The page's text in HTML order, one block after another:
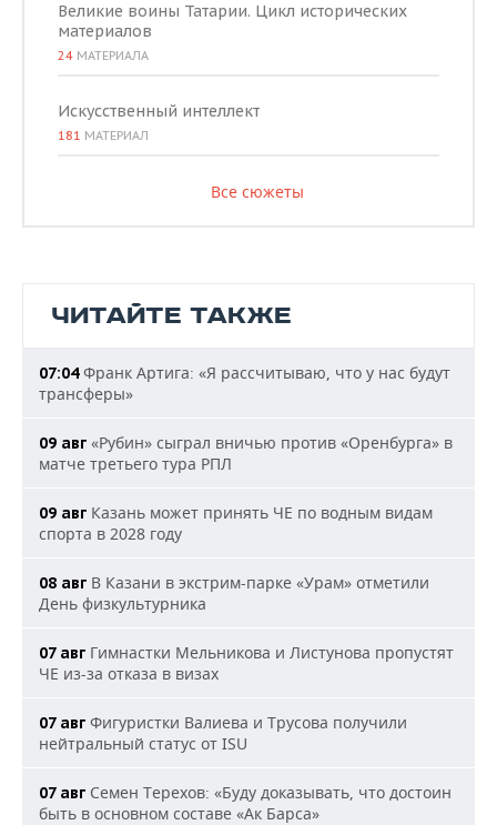
Великие воины Татарии. Цикл исторических
материалов
24 МАТЕРИАЛА
Искусственный интеллект
181 МАТЕРИАЛ
Все сюжеты
ЧИТАЙТЕ ТАКЖЕ
07:04Франк Артига: «Я рассчитываю, что у нас будут
трансферы»
09 авг «Рубин» сыграл вничью против «Оренбурга» в
матче третьего тура РПЛ
09 авг Казань может принять ЧЕ по водным видам
спорта в 2028 году
08 авг В Казани в экстрим-парке «Урам» отметили
День физкультурника
07 авг Гимнастки Мельникова и Листунова пропустят
ЧЕ из-за отказа в визах
07 авг Фигуристки Валиева и Трусова получили
нейтральный статус от ISU
07 авг Семен Терехов: «Буду доказывать, что достоин
быть в основном составе «Ак Барса»